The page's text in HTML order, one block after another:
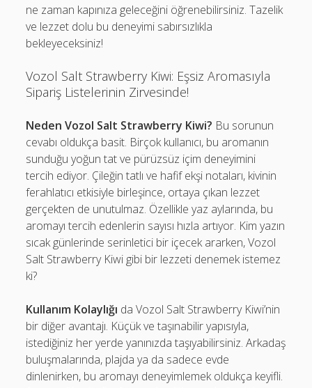
ne zaman kapınıza geleceğini öğrenebilirsiniz. Tazelik
ve lezzet dolu bu deneyimi sabırsızlıkla
bekleyeceksiniz!
Vozol Salt Strawberry Kiwi: Eşsiz Aromasıyla
Sipariş Listelerinin Zirvesinde!
Neden Vozol Salt Strawberry Kiwi? Bu sorunun
cevabı oldukça basit. Birçok kullanıcı, bu aromanın
sunduğu yoğun tat ve pürüzsüz içim deneyimini
tercih ediyor. Çileğin tatlı ve hafif ekşi notaları, kivinin
ferahlatıcı etkisiyle birleşince, ortaya çıkan lezzet
gerçekten de unutulmaz. Özellikle yaz aylarında, bu
aromayı tercih edenlerin sayısı hızla artıyor. Kim yazın
sıcak günlerinde serinletici bir içecek ararken, Vozol
Salt Strawberry Kiwi gibi bir lezzeti denemek istemez
ki?
Kullanım Kolaylığı da Vozol Salt Strawberry Kiwi’nin
bir diğer avantajı. Küçük ve taşınabilir yapısıyla,
istediğiniz her yerde yanınızda taşıyabilirsiniz. Arkadaş
buluşmalarında, plajda ya da sadece evde
dinlenirken, bu aromayı deneyimlemek oldukça keyifli.